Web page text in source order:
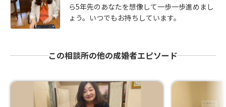
ら5年先のあなたを想像して一歩一歩進めまし
ょう。いつでもお持ちしています。
この相談所の他の成婚者エピソード